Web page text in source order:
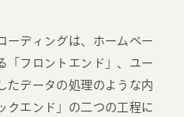
ーディングは、ホームペー
「フロントエンド」、ユー
たデータの処理のような内
クエンド」の二つの工程に